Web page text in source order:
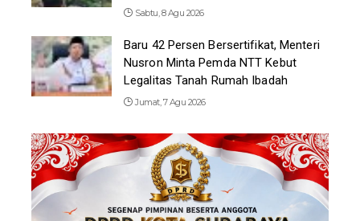
Sabtu, 8 Agu 2026
Baru 42 Persen Bersertifikat, Menteri
Nusron Minta Pemda NTT Kebut
Legalitas Tanah Rumah Ibadah
Jumat, 7 Agu 2026